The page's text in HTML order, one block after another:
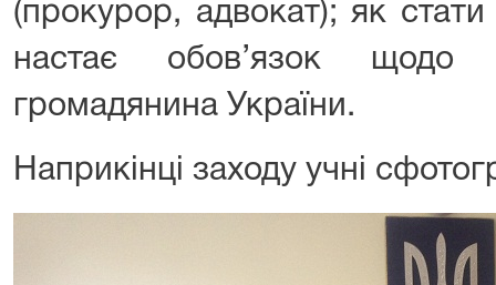
(прокурор, адвокат); як
настає обов’язок щодо
громадянина України.
Наприкінці заходу учні